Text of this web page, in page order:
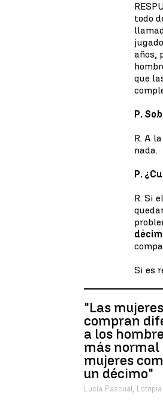
todo
años,
que
P.
R. A
nada.
P.
R. Si
Si es
"Las mujeres
compran
a los
más normal
mujeres
un décimo"
Lucía Pascual, Lotopia